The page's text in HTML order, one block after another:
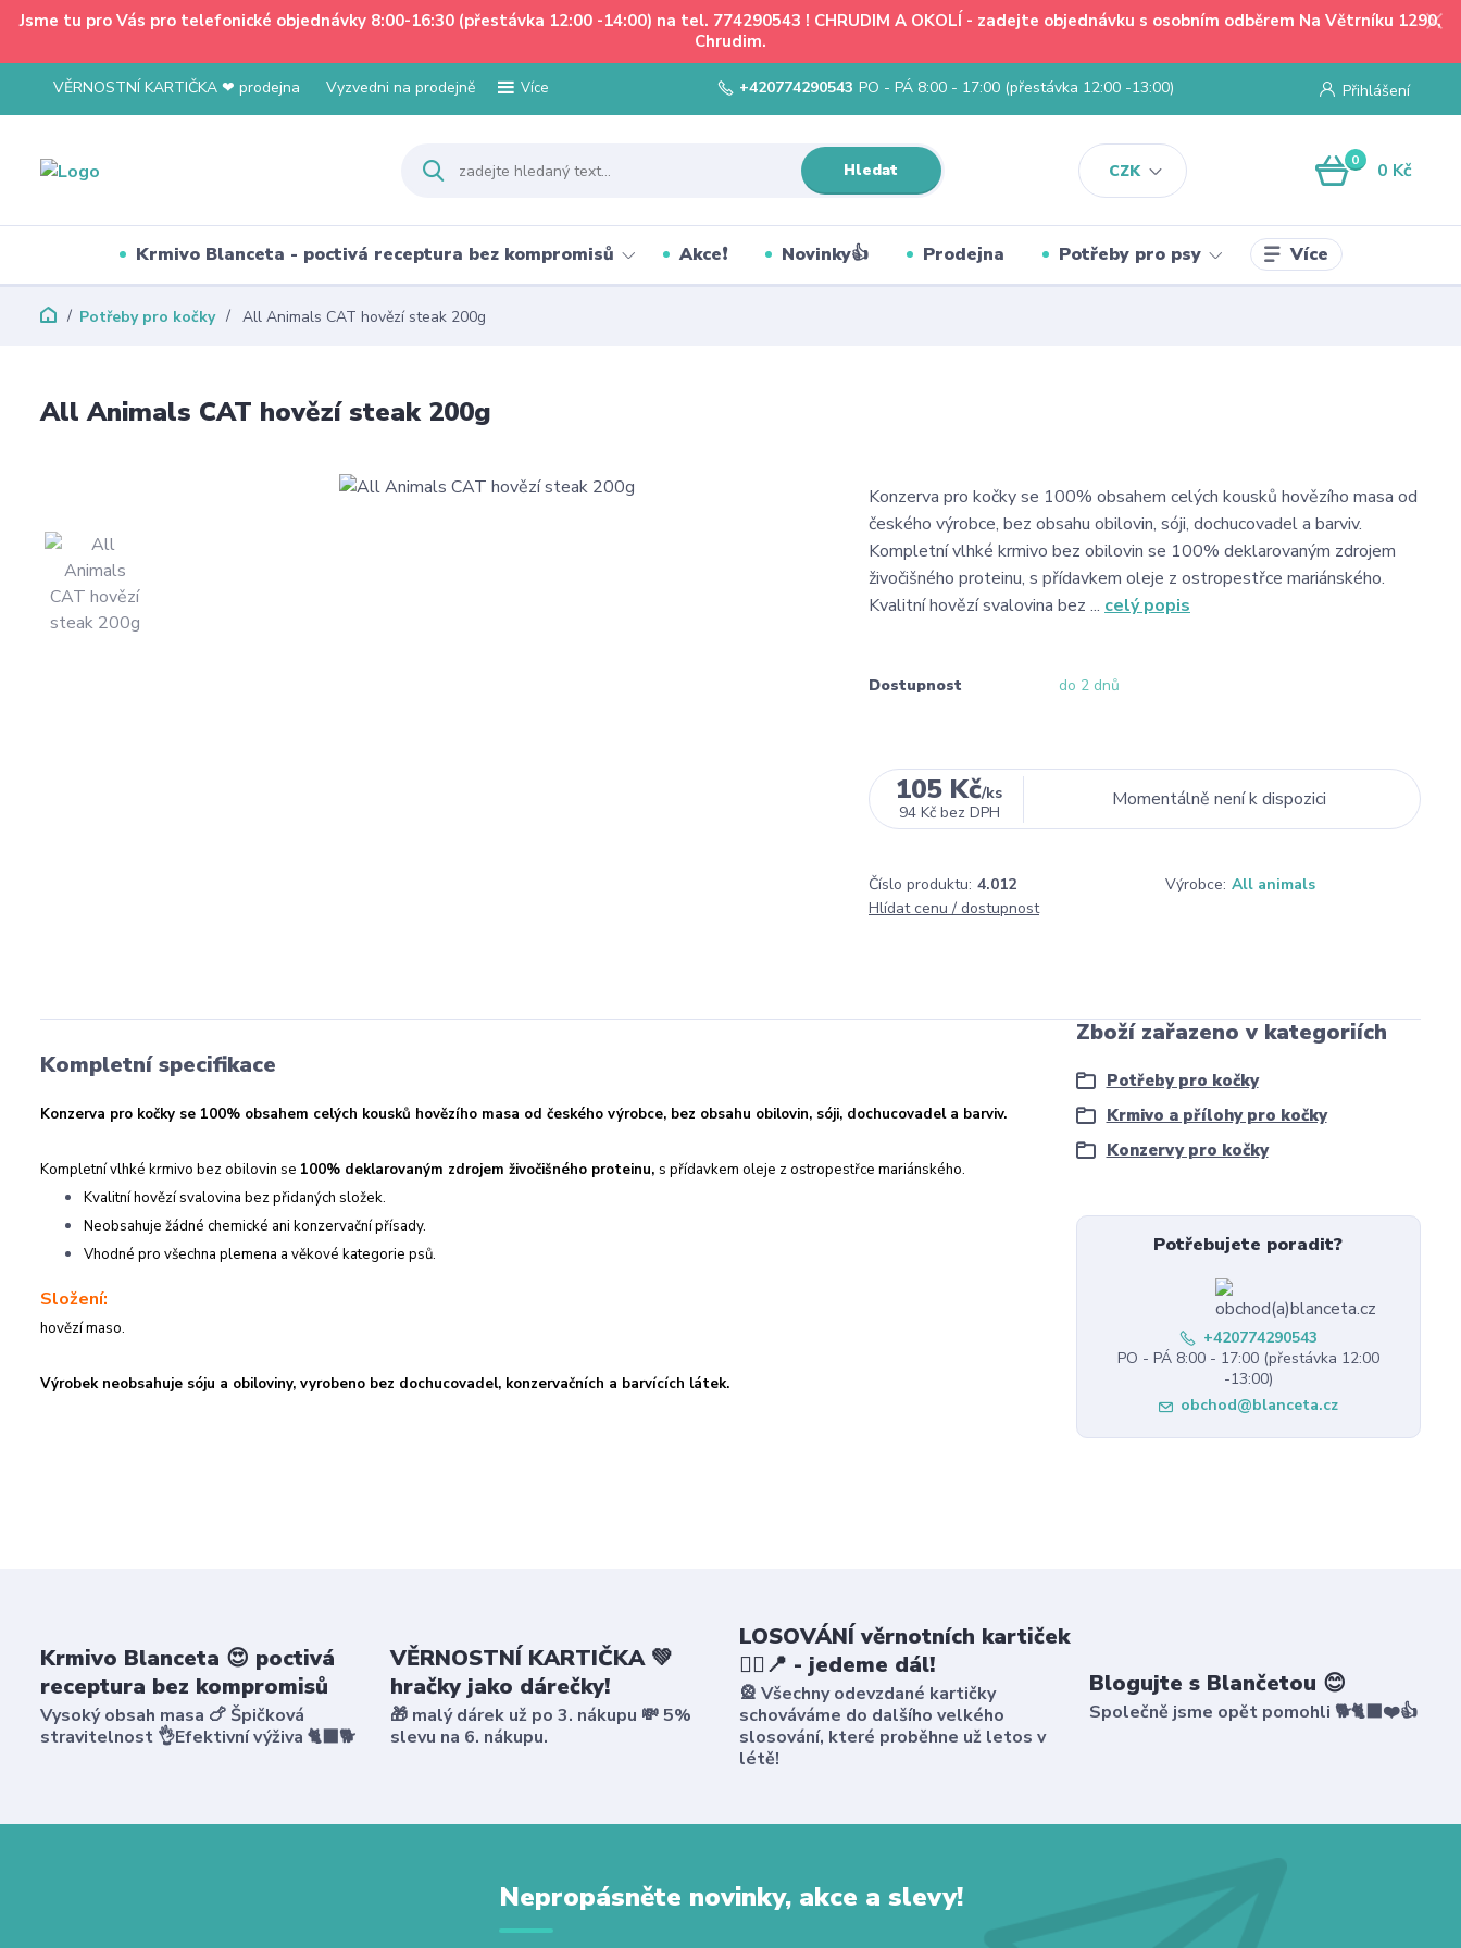
Jsme tu pro Vás pro telefonické objednávky 8:00-16:30 (přestávka 12:00 -14:00) na tel. 774290543 ! CHRUDIM A OKOLÍ - zadejte objednávku s osobním odběrem Na Větrníku 1290,
Chrudim.
VĚRNOSTNÍ KARTIČKA ❤ prodejna Vyzvedni na prodejně Více
CZK
Přihlášení
Hledat
+420774290543 PO - PÁ 8:00 - 17:00 (přestávka 12:00 -13:00)
0 0 Kč
Krmivo Blanceta - poctivá receptura bez kompromisů Akce❗ Novinky👍 Prodejna Potřeby pro psy Více
Potřeby pro kočky All Animals CAT hovězí steak 200g
All Animals CAT hovězí steak 200g
Konzerva pro kočky se 100% obsahem celých kousků hovězího masa od
českého výrobce, bez obsahu obilovin, sóji, dochucovadel a barviv.
Kompletní vlhké krmivo bez obilovin se 100% deklarovaným zdrojem
živočišného proteinu, s přídavkem oleje z ostropestřce mariánského.
Kvalitní hovězí svalovina bez ... celý popis
Dostupnost do 2 dnů
105 Kč/ks
94 Kč bez DPH
Momentálně není k dispozici
Číslo produktu: 4.012 Výrobce: All animals
Hlídat cenu / dostupnost
Kompletní specifikace
Konzerva pro kočky se 100% obsahem celých kousků hovězího masa od českého výrobce, bez obsahu obilovin, sóji, dochucovadel a barviv.
Kompletní vlhké krmivo bez obilovin se 100% deklarovaným zdrojem živočišného proteinu, s přídavkem oleje z ostropestřce mariánského.
Kvalitní hovězí svalovina bez přidaných složek.
Neobsahuje žádné chemické ani konzervační přísady.
Vhodné pro všechna plemena a věkové kategorie psů.
Složení:
hovězí maso.
Výrobek neobsahuje sóju a obiloviny, vyrobeno bez dochucovadel, konzervačních a barvících látek.
Zboží zařazeno v kategoriích
Potřeby pro kočky
Krmivo a přílohy pro kočky
Konzervy pro kočky
Potřebujete poradit?
+420774290543
PO - PÁ 8:00 - 17:00 (přestávka 12:00
-13:00)
obchod@blanceta.cz
Krmivo Blanceta 😍 poctivá
receptura bez kompromisů
Vysoký obsah masa 🍗 Špičková
stravitelnost 👌Efektivní výživa 🐈‍⬛🐕
VĚRNOSTNÍ KARTIČKA 💚
hračky jako dárečky!
🎁 malý dárek už po 3. nákupu 💸 5%
slevu na 6. nákupu.
LOSOVÁNÍ věrnotních kartiček
🤸‍♀️📍 - jedeme dál!
🎡 Všechny odevzdané kartičky
schováváme do dalšího velkého
slosování, které proběhne už letos v
létě!
Blogujte s Blančetou 😊
Společně jsme opět pomohli 🐕🐈‍⬛❤️👍
Nepropásněte novinky, akce a slevy!